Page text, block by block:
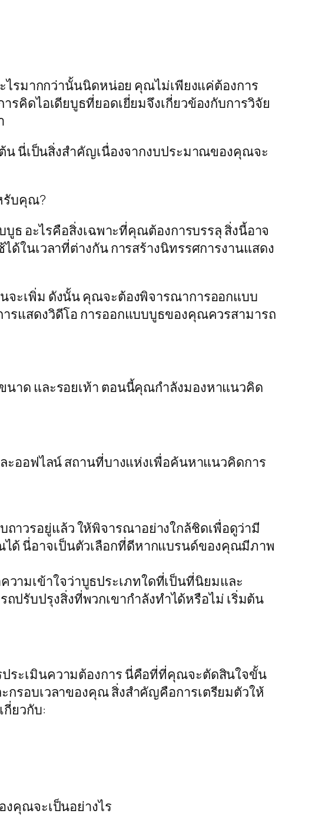
ไรมากกว่านั้นนิดหน่อย คุณไม่เพียงแค่ต้องการ
คิดไอเดียบูธที่ยอดเยี่ยมจึงเกี่ยวข้องกับการวิจัย
นี่เป็นสิ่งสำคัญเนื่องจากงบประมาณของคุณจะ
รับคุณ?
ธ อะไรคือสิ่งเฉพาะที่คุณต้องการบรรลุ สิ่งนี้อาจ
ด้ในเวลาที่ต่างกัน การสร้างนิทรรศการงานแสดง
ะเพิ่ม ดังนั้น คุณจะต้องพิจารณาการออกแบบ
รแสดงวิดีโอ การออกแบบบูธของคุณควรสามารถ
าด และรอยเท้า ตอนนี้คุณกำลังมองหาแนวคิด
ออฟไลน์ สถานที่บางแห่งเพื่อค้นหาแนวคิดการ
วรอยู่แล้ว ให้พิจารณาอย่างใกล้ชิดเพื่อดูว่ามี
ด้ นี่อาจเป็นตัวเลือกที่ดีหากแบรนด์ของคุณมีภาพ
ามเข้าใจว่าบูธประเภทใดที่เป็นที่นิยมและ
รับปรุงสิ่งที่พวกเขากำลังทำได้หรือไม่ เริ่มต้น
ระเมินความต้องการ นี่คือที่ที่คุณจะตัดสินใจขั้น
รอบเวลาของคุณ สิ่งสำคัญคือการเตรียมตัวให้
ยวกับ:
คุณจะเป็นอย่างไร